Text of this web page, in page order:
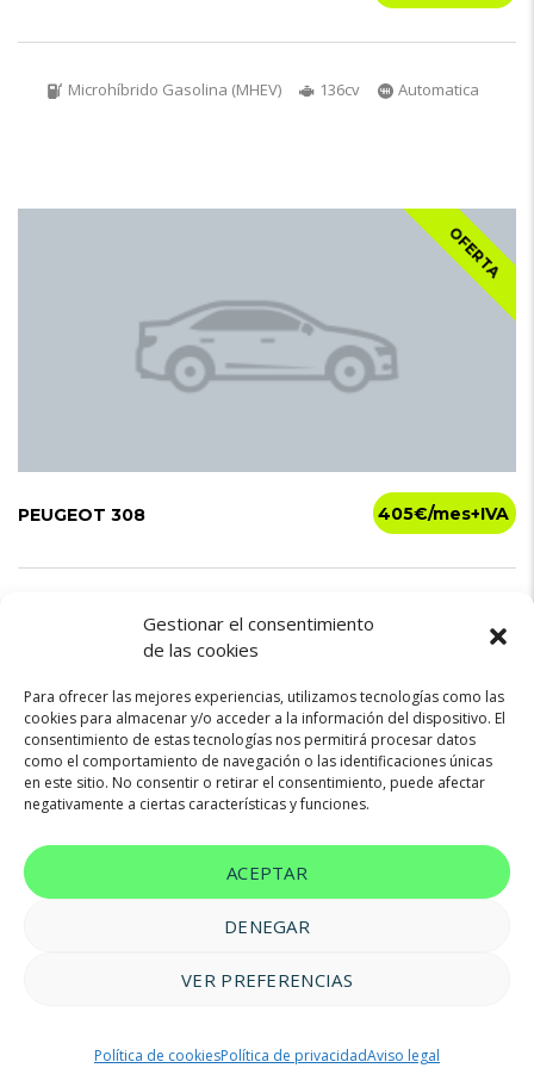
Gestionar el consentimiento
de las cookies
Para ofrecer las mejores experiencias, utilizamos tecnologías como las
cookies para almacenar y/o acceder a la información del dispositivo. El
consentimiento de estas tecnologías nos permitirá procesar datos
como el comportamiento de navegación o las identificaciones únicas
en este sitio. No consentir o retirar el consentimiento, puede afectar
negativamente a ciertas características y funciones.
ACEPTAR
DENEGAR
VER PREFERENCIAS
Política de cookiesPolítica de privacidadAviso legal
Microhíbrido Gasolina (MHEV) 136cv Automatica
OFERTA
405€
PEUGEOT 308
130cv Automatica
1 2